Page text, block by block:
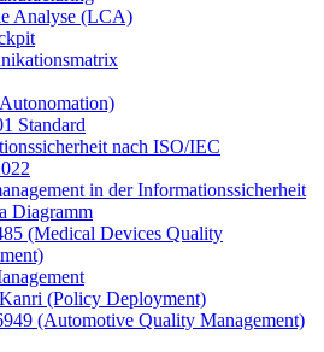
Analyse (LCA)
Standard
nach ISO/IEC
in der Informationssicherheit
Diagramm
(Medical Devices Quality
(Policy Deployment)
(Automotive Quality Management)